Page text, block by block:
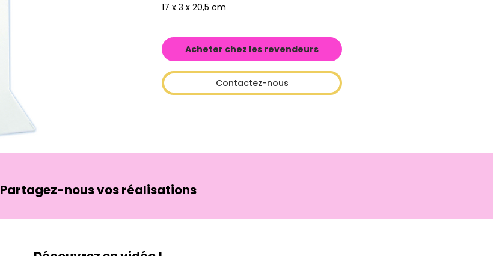
17 x 3 x 20,5 cm
Acheter chez les revendeurs
Contactez-nous
Partagez-nous vos réalisations